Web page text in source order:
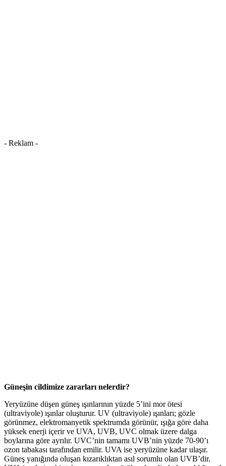
- Reklam -
Güneşin cildimize zararları nelerdir?
Yeryüzüne düşen güneş ışınlarının yüzde 5’ini mor ötesi
(ultraviyole) ışınlar oluşturur. UV (ultraviyole) ışınları; gözle
görünmez, elektromanyetik spektrumda görünür, ışığa göre daha
yüksek enerji içerir ve UVA, UVB, UVC olmak üzere dalga
boylarına göre ayrılır. UVC’nin tamamı UVB’nin yüzde 70-90’ı
ozon tabakası tarafından emilir. UVA ise yeryüzüne kadar ulaşır.
Güneş yanığında oluşan kızarıklıktan asıl sorumlu olan UVB’dir.